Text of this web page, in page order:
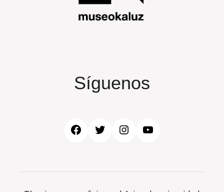
Síguenos
Facebook
TwitterInstagram
YouTube